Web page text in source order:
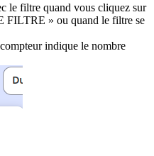
le filtre quand vous cliquez sur
» ou quand le filtre se
indique le nombre